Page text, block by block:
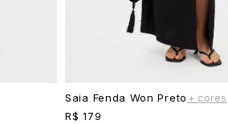
Saia Fenda Won Preto + cores
R$ 179